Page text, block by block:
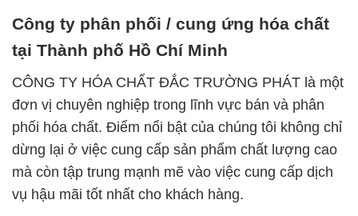
Công ty phân phối / cung ứng hóa chất
tại Thành phố Hồ Chí Minh
CÔNG TY HÓA CHẤT ĐẮC TRƯỜNG PHÁT là một
đơn vị chuyên nghiệp trong lĩnh vực bán và phân
phối hóa chất. Điểm nổi bật của chúng tôi không chỉ
dừng lại ở việc cung cấp sản phẩm chất lượng cao
mà còn tập trung mạnh mẽ vào việc cung cấp dịch
vụ hậu mãi tốt nhất cho khách hàng.